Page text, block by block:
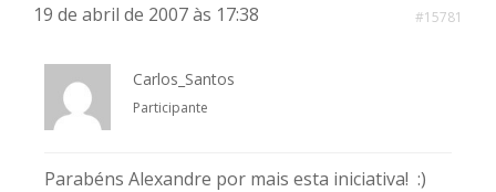
19 de abril de 2007 às 17:38 #15781
Carlos_Santos
Participante
Parabéns Alexandre por mais esta iniciativa! :)